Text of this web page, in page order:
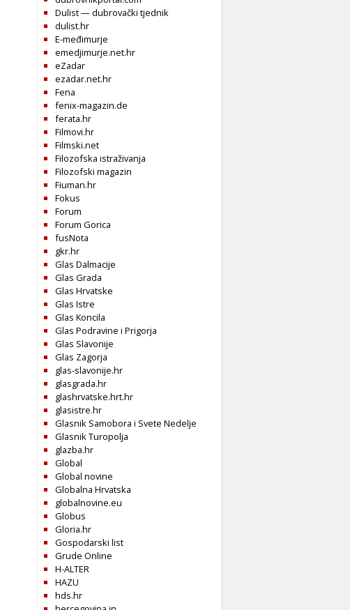
Dulist — dubrovački tjednik
dulist.hr
E-međimurje
emedjimurje.net.hr
eZadar
ezadar.net.hr
Fena
fenix-magazin.de
ferata.hr
Filmovi.hr
Filmski.net
Filozofska istraživanja
Filozofski magazin
Fiuman.hr
Fokus
Forum
Forum Gorica
fusNota
gkr.hr
Glas Dalmacije
Glas Grada
Glas Hrvatske
Glas Istre
Glas Koncila
Glas Podravine i Prigorja
Glas Slavonije
Glas Zagorja
glas-slavonije.hr
glasgrada.hr
glashrvatske.hrt.hr
glasistre.hr
Glasnik Samobora i Svete Nedelje
Glasnik Turopolja
glazba.hr
Global
Global novine
Globalna Hrvatska
globalnovine.eu
Globus
Gloria.hr
Gospodarski list
Grude Online
H-ALTER
HAZU
hds.hr